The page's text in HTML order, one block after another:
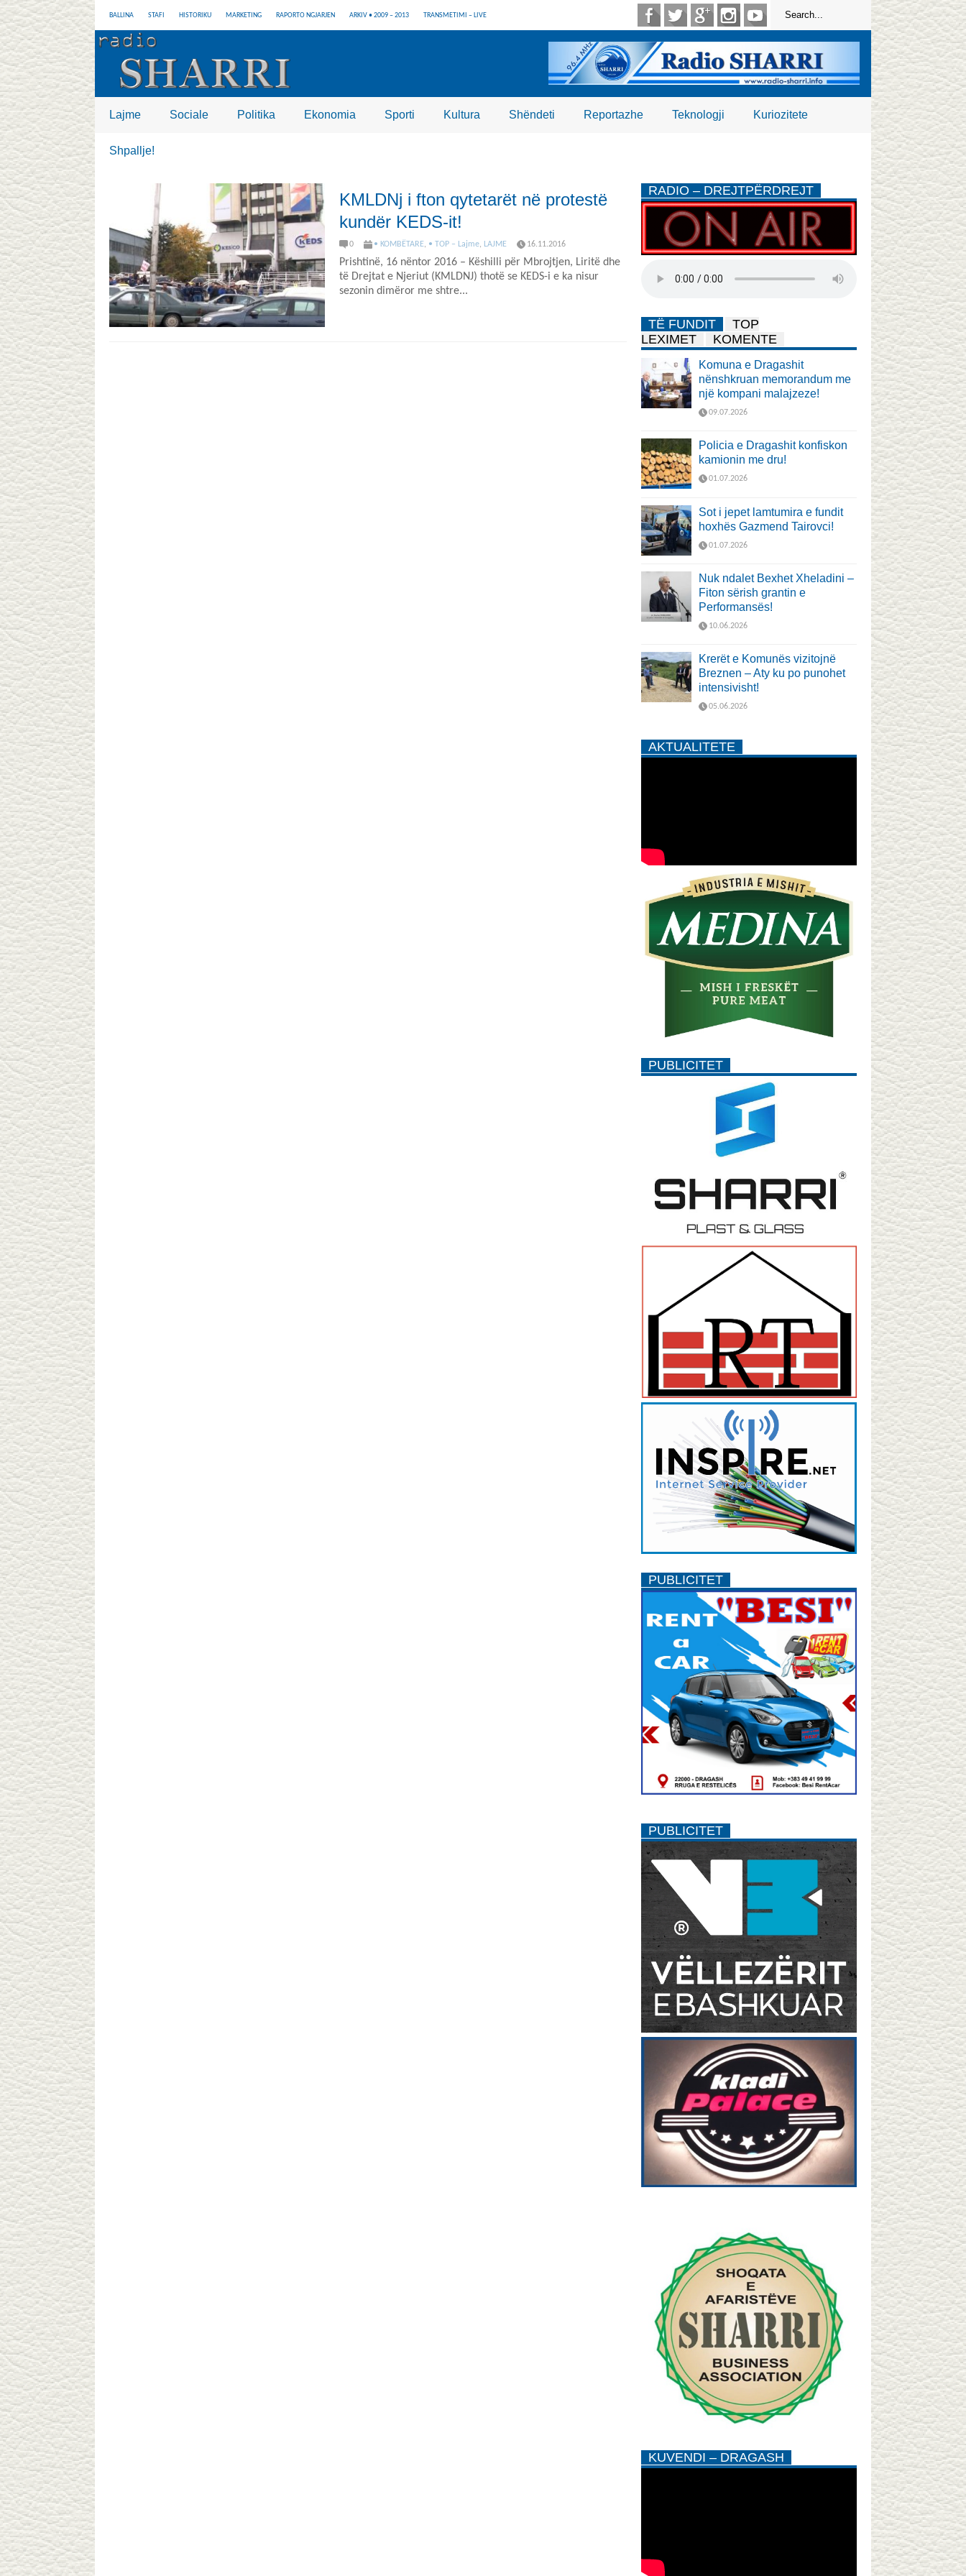
BALLINA STAFI HISTORIKU MARKETING RAPORTO NGJARJEN ARKIV • 2009 – 2013 TRANSMETIMI – LIVE
Lajme Sociale Politika Ekonomia Sporti Kultura Shëndeti Reportazhe Teknologji Kuriozitete
Shpallje!
KMLDNj i fton qytetarët në protestë
kundër KEDS-it!
0 • KOMBËTARE, • TOP – Lajme, LAJME 16.11.2016
Prishtinë, 16 nëntor 2016 – Këshilli për Mbrojtjen, Liritë dhe
të Drejtat e Njeriut (KMLDNJ) thotë se KEDS-i e ka nisur
sezonin dimëror me shtre...
RADIO – DREJTPËRDREJT
TË FUNDIT
TOP
LEXIMET
KOMENTE
Komuna e Dragashit
nënshkruan memorandum me
një kompani malajzeze!
09.07.2026
Policia e Dragashit konfiskon
kamionin me dru!
01.07.2026
Sot i jepet lamtumira e fundit
hoxhës Gazmend Tairovci!
01.07.2026
Nuk ndalet Bexhet Xheladini –
Fiton sërish grantin e
Performansës!
10.06.2026
Krerët e Komunës vizitojnë
Breznen – Aty ku po punohet
intensivisht!
05.06.2026
AKTUALITETE
PUBLICITET
PUBLICITET
PUBLICITET
KUVENDI – DRAGASH